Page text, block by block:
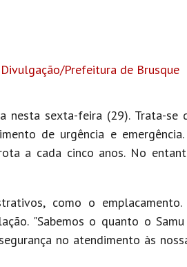
Divulgação/Prefeitura de Brusque
nesta sexta-feira (29). Trata-se
de urgência e emergência.
a cada cinco anos. No
como o emplacamento.
"Sabemos o quanto o
no atendimento às